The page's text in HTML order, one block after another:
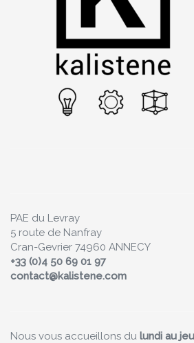
PAE du Levray
5 route de Nanfray
Cran-Gevrier 74960 ANNECY
+33 (0)4 50 69 01 97
contact@kalistene.com
Nous vous accueillons du lundi au